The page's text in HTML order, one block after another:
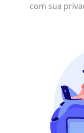
com sua